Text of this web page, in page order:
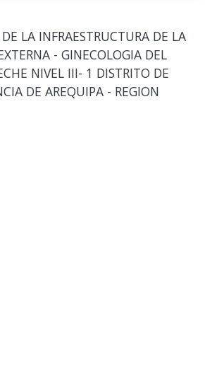
LA INFRAESTRUCTURA DE LA
- GINECOLOGIA DEL
NIVEL III- 1 DISTRITO DE
DE AREQUIPA - REGION